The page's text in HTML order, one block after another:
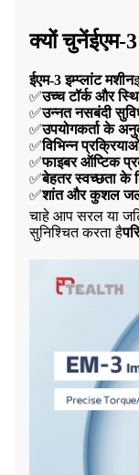
क्यों चुनेंईएम-
ईएम-3 इम्प्लांट मशीन
✅उच्च टॉर्क और
✅उन्नत नसबंदी
✅उपयोगकर्ता के
✅विभिन्न
✅फाइबर ऑप्टिक
✅बेहतर स्वच्छता के
✅शांत और कुशल जल
चाहे आप सरल या
सुनिश्चित करता है